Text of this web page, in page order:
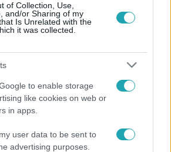
of Collection, Use,
and/or Sharing of my
Is Unrelated with the
it was collected.
to enable storage
like cookies on web or
in apps.
user data to be sent to
advertising purposes.